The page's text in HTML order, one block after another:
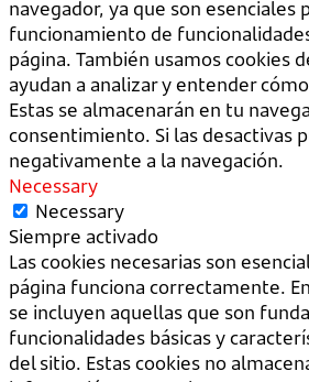
navegador, ya que son esenciales
funcionamiento de
página. También usamos cookies
ayudan a analizar y entender
Estas se almacenarán en tu
consentimiento. Si las desactivas
negativamente a la navegación.
Necessary
Necessary
Siempre activado
Las cookies necesarias son
página funciona correctamente.
se incluyen aquellas que son
funcionalidades básicas y
del sitio. Estas cookies no